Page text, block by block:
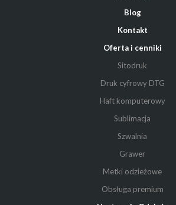
Blog
Kontakt
Oferta i cenniki
Sitodruk
Druk cyfrowy DTG
Haft komputerowy
Sublimacja
Szwalnia
Grawer
Metki odzieżowe
Obsługa premium